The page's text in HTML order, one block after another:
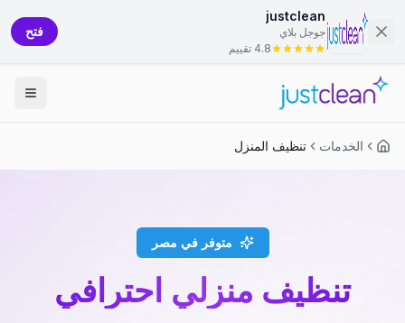
justclean
جوجل بلاي
4.8 تقييم
فتح
الخدمات تنظيف المنزل
متوفر في مصر
تنظيف منزلي احترافي